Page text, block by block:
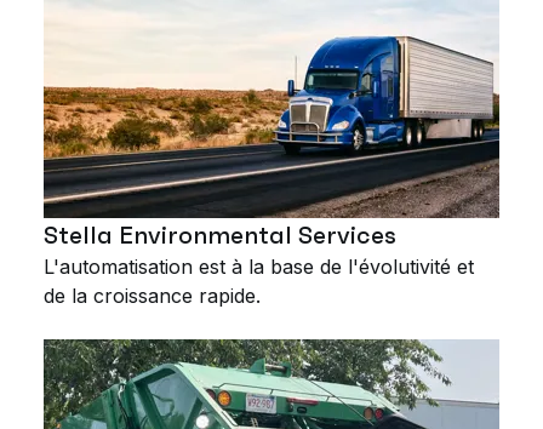
Stella Environmental Services
L'automatisation est à la base de l'évolutivité et
de la croissance rapide.